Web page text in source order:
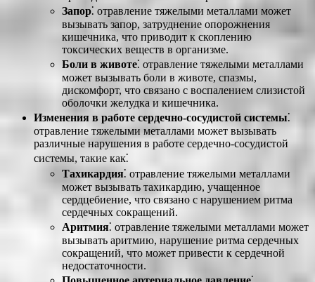
Запор⁚ отравление тяжелыми металлами может
вызывать запор, затруднение опорожнения
кишечника, что приводит к скоплению
токсических веществ в организме.
Боли в животе⁚ отравление тяжелыми металлами
может вызывать боли в животе, спазмы,
дискомфорт, что связано с воспалением слизистой
оболочки желудка и кишечника.
Изменения в работе сердечно-сосудистой системы⁚
отравление тяжелыми металлами может вызывать
различные нарушения в работе сердечно-сосудистой
системы, такие как⁚
Тахикардия⁚ отравление тяжелыми металлами
может вызывать тахикардию, учащенное
сердцебиение, что связано с нарушением ритма
сердечных сокращений.
Аритмия⁚ отравление тяжелыми металлами может
вызывать аритмию, нарушение ритма сердечных
сокращений, что может привести к сердечной
недостаточности.